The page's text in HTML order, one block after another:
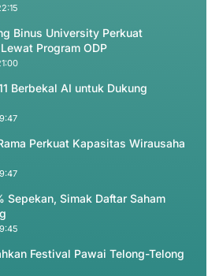
Binus University Perkuat
Program ODP
Berbekal AI untuk Dukung
Perkuat Kapasitas Wirausaha
Sepekan, Simak Daftar Saham
Festival Pawai Telong-Telong